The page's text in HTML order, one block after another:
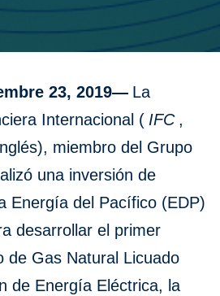
23, 2019— La
Internacional ( IFC ,
miembro del Grupo
una inversión de
Energía del Pacífico (EDP)
desarrollar el primer
de Gas Natural Licuado
de Energía Eléctrica, la